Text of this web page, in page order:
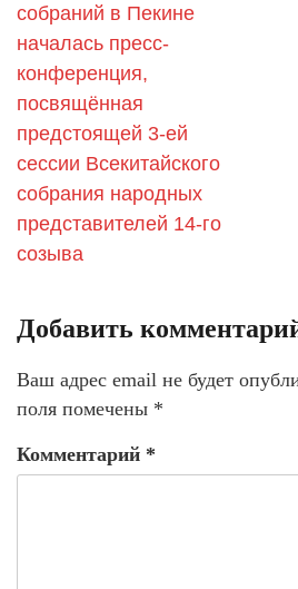
собраний в Пекине
началась пресс-
конференция,
посвящённая
предстоящей 3-ей
сессии Всекитайского
собрания народных
представителей 14-го
созыва
Добавить
Ваш адрес email не будет
поля помечены *
Комментарий *